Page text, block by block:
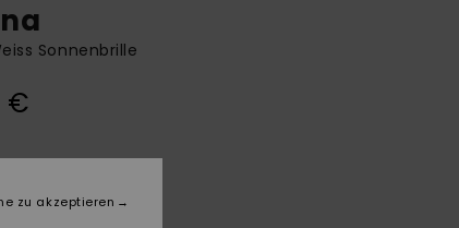
Sonnenbrille
€
zu akzeptieren